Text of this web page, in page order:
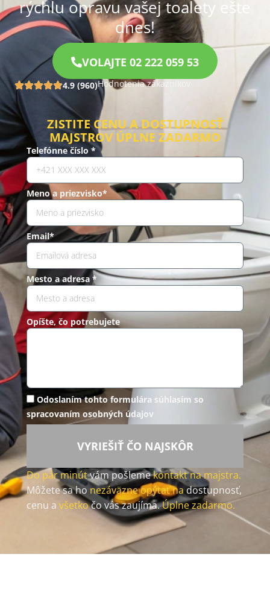
rýchlu opravu vašej toalety ešte
dnes!
VOLAJTE 02 222 059 53
4.9 (960)Hodnotenia zákazníkov
ZISTITE CENU A DOSTUPNOSŤ
MAJSTROV ÚPLNE ZADARMO
Telefónne číslo *
Meno a priezvisko*
Email*
Mesto a adresa *
Opíšte, čo potrebujete
Odoslaním tohto formulára súhlasím so
spracovaním osobných údajov
VYRIEŠIŤ ČO NAJSKÔR
Do pár minútvám pošlemekontakt na majstra.
Môžete sa ho nezáväzne opýtať nadostupnosť,
cenu a všetkočo vás zaujíma.Úplne zadarmo.